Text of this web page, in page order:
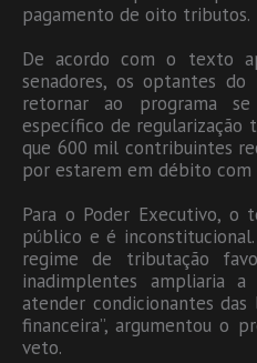
pagamento de oito tributos.
De acordo com o texto
senadores, os optantes
retornar ao programa
específico de regularização
que 600 mil contribuintes
por estarem em débito com
Para o Poder Executivo, o
público e é
regime de tributação
inadimplentes ampliaria
atender condicionantes
financeira”, argumentou o
veto.